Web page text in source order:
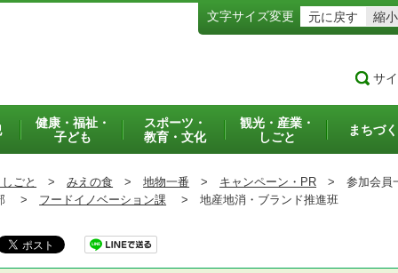
文字サイズ変更 元に戻す 縮小
サ
健康・福祉・
子ども
スポーツ・
教育・文化
観光・産業・
しごと
まちづ
ごと > みえの食 > 地物一番 > キャンペーン・PR > 参加会員
> フードイノベーション課 > 地産地消・ブランド推進班